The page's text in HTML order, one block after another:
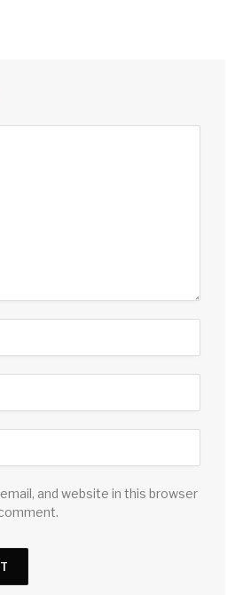
and website in this browser